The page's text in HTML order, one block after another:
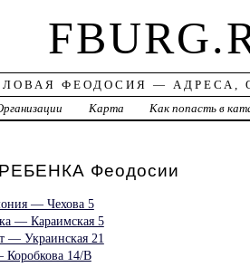
ФЕОДОСИЯ — АДРЕСА,
Карта Как попасть в
Феодосии
— Чехова 5
— Караимская 5
— Украинская 21
14/В